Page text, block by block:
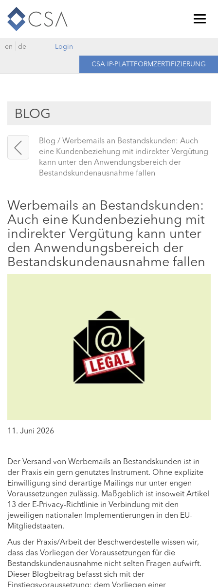
en de
Login
CSA IP-PLATTFORMZERTIFIZIERUNG
BLOG
Blog / Werbemails an Bestandskunden: Auch
eine Kundenbeziehung mit indirekter Vergütung
kann unter den Anwendungsbereich der
Bestandskundenausnahme fallen
Werbemails an Bestandskunden:
Auch eine Kundenbeziehung mit
indirekter Vergütung kann unter
den Anwendungsbereich der
Bestandskundenausnahme fallen
11. Juni 2026
Der Versand von Werbemails an Bestandskunden ist in
der Praxis ein gern genutztes Instrument. Ohne explizite
Einwilligung sind derartige Mailings nur unter engen
Voraussetzungen zulässig. Maßgeblich ist insoweit Artikel
13 der E-Privacy-Richtlinie in Verbindung mit den
jeweiligen nationalen Implementierungen in den EU-
Mitgliedstaaten.
Aus der Praxis/Arbeit der Beschwerdestelle wissen wir,
dass das Vorliegen der Voraussetzungen für die
Bestandskundenausnahme nicht selten Fragen aufwirft.
Dieser Blogbeitrag befasst sich mit der
Einstiegsvoraussetzung: dem Vorliegen einer